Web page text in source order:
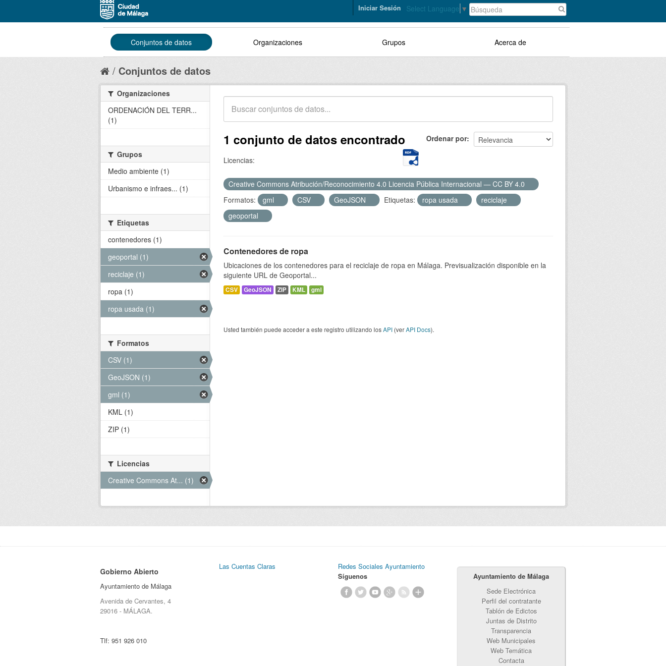
Select Language ▼
Iniciar Sesión
Conjuntos de datos Organizaciones Grupos Acerca de
Conjuntos de datos
Ordenar por
1 conjunto de datos encontrado
Licencias:
Creative Commons Atribución/Reconocimiento 4.0 Licencia Pública Internacional — CC BY 4.0
Formatos:
gml CSV GeoJSON Etiquetas: ropa usada
reciclaje
geoportal
Contenedores de ropa
Ubicaciones de los contenedores para el reciclaje de ropa en Málaga. Previsualización disponible en la
siguiente URL de Geoportal...
CSV GeoJSON ZIP KML gml
Usted también puede acceder a este registro utilizando losAPI (verAPI Docs).
Organizaciones
ORDENACIÓN DEL TERR...
(1)
Grupos
Medio ambiente (1)
Urbanismo e infraes... (1)
Etiquetas
contenedores (1)
geoportal (1)
reciclaje (1)
ropa (1)
ropa usada (1)
Formatos
CSV (1)
GeoJSON (1)
gml (1)
KML (1)
ZIP (1)
Licencias
Creative Commons At... (1)
Gobierno Abierto
Ayuntamiento de Málaga
Avenida de Cervantes, 4
29016 - MÁLAGA.
Tlf: 951 926 010
Las Cuentas Claras
Redes Sociales Ayuntamiento
Síguenos
Ayuntamiento de Málaga
Sede Electrónica
Perfil del contratante
Tablón de Edictos
Juntas de Distrito
Transparencia
Web Municipales
Web Temática
Contacta